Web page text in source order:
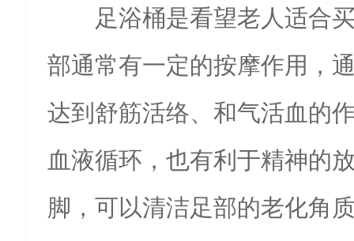
足浴桶是看望老人适合
部通常有一定的按摩作用，
达到舒筋活络、和气活血的
血液循环，也有利于精神的
脚，可以清洁足部的老化角